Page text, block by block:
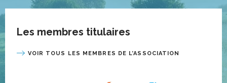
Les membres titulaires
VOIR TOUS LES MEMBRES DE L’ASSOCIATION